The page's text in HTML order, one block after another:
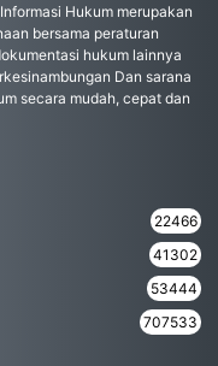
Hukum merupakan
bersama peraturan
hukum lainnya
Dan sarana
secara mudah, cepat dan
22466
41302
53444
707533